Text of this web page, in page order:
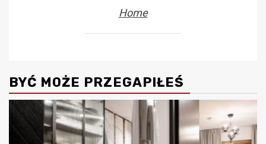
Home
BYĆ MOŻE PRZEGAPIŁEŚ